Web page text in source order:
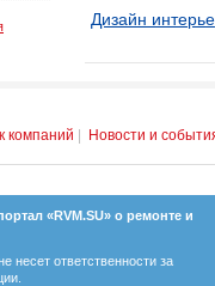
Дизайн
компаний Новости и
«RVM.SU» о ремонте и
несет ответственности за